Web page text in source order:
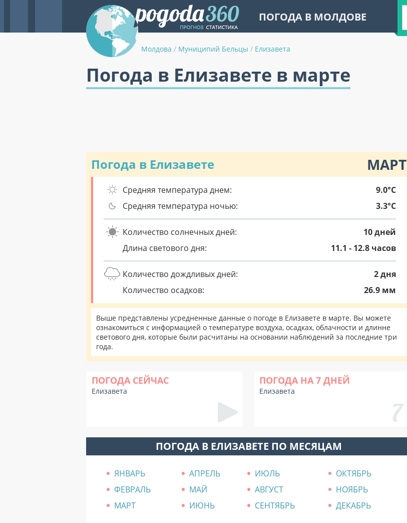
ПОГОДА В МОЛДОВЕ
Молдова / Муниципий Бельцы / Елизавета
Погода в Елизавете в марте
Погода в Елизавете МАРТ
Средняя температура днем:
9.0°C
Средняя температура ночью:
3.3°C
Количество солнечных дней:
10 дней
Длина светового дня:
11.1 - 12.8 часов
Количество дождливых дней:
2 дня
Количество осадков:
26.9 мм
Выше представлены усредненные данные о погоде в Елизавете в марте. Вы можете
ознакомиться с информацией о температуре воздуха, осадках, облачности и длинне
светового дня, которые были расчитаны на основании наблюдений за последние три
года.
ПОГОДА СЕЙЧАС
Елизавета
ПОГОДА НА 7 ДНЕЙ
Елизавета
ПОГОДА В ЕЛИЗАВЕТЕ ПО МЕСЯЦАМ
ЯНВАРЬ АПРЕЛЬ ИЮЛЬ
ОКТЯБРЬ
ФЕВРАЛЬ
МАЙ АВГУСТ
НОЯБРЬ
МАРТ
ИЮНЬ СЕНТЯБРЬ ДЕКАБРЬ